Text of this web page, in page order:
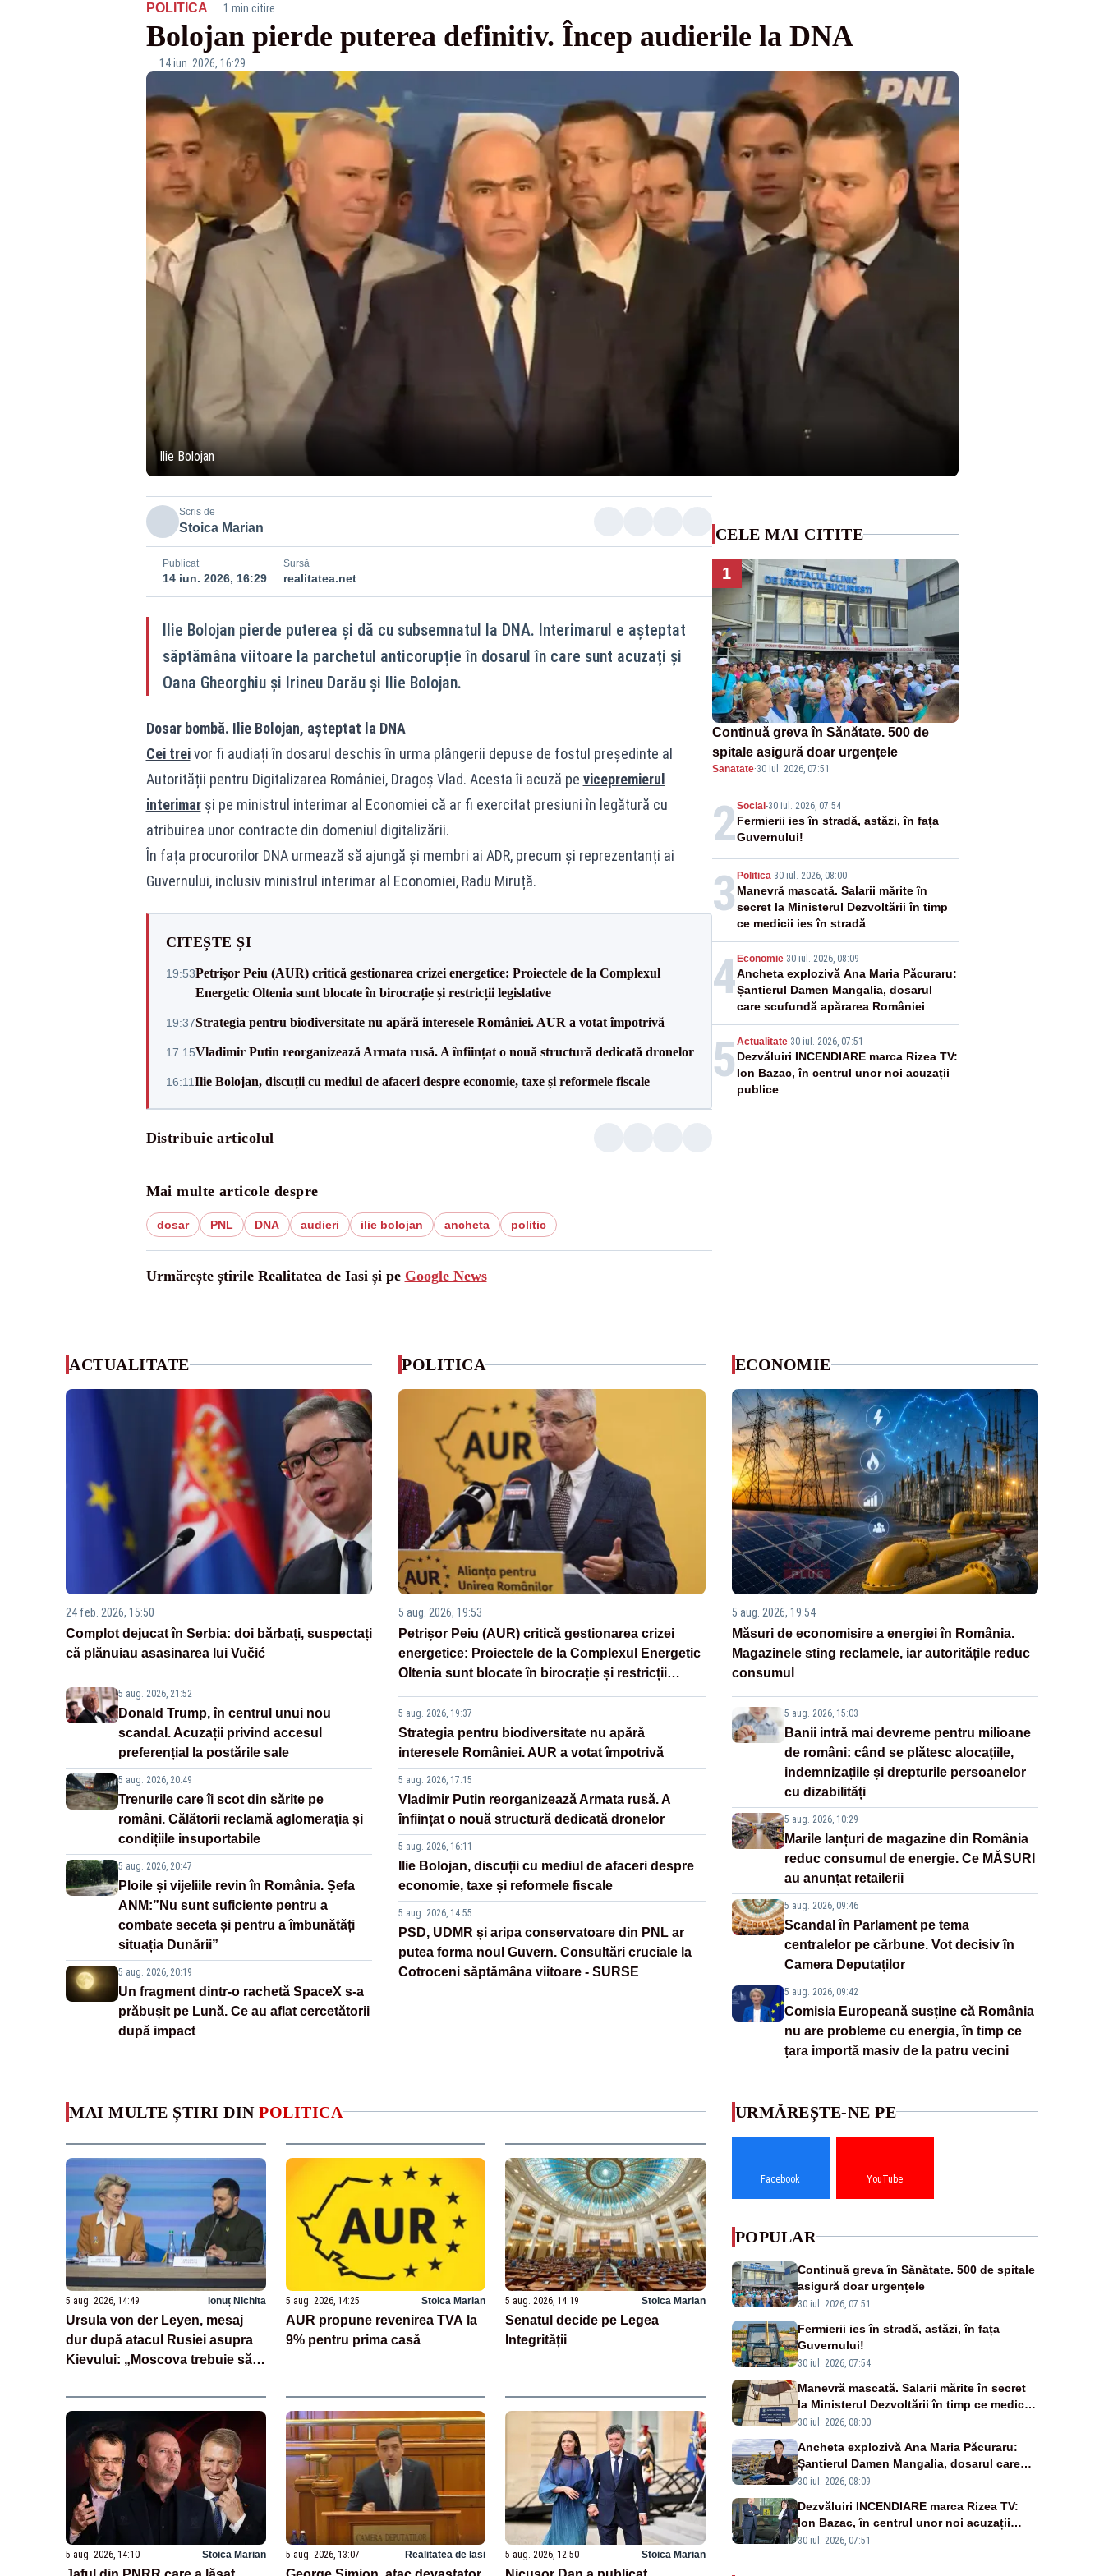
POLITICA· 1 min citire
Bolojan pierde puterea definitiv. Încep audierile la DNA
14 iun. 2026, 16:29
Ilie Bolojan
Scris de
Stoica Marian
Publicat
14 iun. 2026, 16:29
Sursă
realitatea.net
Ilie Bolojan pierde puterea și dă cu subsemnatul la DNA. Interimarul e așteptat
săptămâna viitoare la parchetul anticorupție în dosarul în care sunt acuzați și
Oana Gheorghiu și Irineu Darău și Ilie Bolojan.
Dosar bombă. Ilie Bolojan, așteptat la DNA
Cei treivor fi audiați în dosarul deschis în urma plângerii depuse de fostul președinte al
Autorității pentru Digitalizarea României, Dragoș Vlad. Acesta îi acuză pe vicepremierul
interimarși pe ministrul interimar al Economiei că ar fi exercitat presiuni în legătură cu
atribuirea unor contracte din domeniul digitalizării.
În fața procurorilor DNA urmează să ajungă și membri ai ADR, precum și reprezentanți ai
Guvernului, inclusiv ministrul interimar al Economiei, Radu Miruță.
CITEȘTE ȘI
19:53Petrișor Peiu (AUR) critică gestionarea crizei energetice: Proiectele de la Complexul
Energetic Oltenia sunt blocate în birocrație și restricții legislative
19:37Strategia pentru biodiversitate nu apără interesele României. AUR a votat împotrivă
17:15Vladimir Putin reorganizează Armata rusă. A înființat o nouă structură dedicată dronelor
16:11Ilie Bolojan, discuții cu mediul de afaceri despre economie, taxe și reformele fiscale
Distribuie articolul
Mai multe articole despre
dosar PNL DNA audieri ilie bolojan ancheta politic
Urmărește știrile Realitatea de Iasi și pe Google News
CELE MAI CITITE
1
Continuă greva în Sănătate. 500 de
spitale asigură doar urgențele
Sanatate·30 iul. 2026, 07:51
2Social -30 iul. 2026, 07:54
Fermierii ies în stradă, astăzi, în fața
Guvernului!
3 Politica-30 iul. 2026, 08:00
Manevră mascată. Salarii mărite în
secret la Ministerul Dezvoltării în timp
ce medicii ies în stradă
4 Economie-30 iul. 2026, 08:09
Ancheta explozivă Ana Maria Păcuraru:
Șantierul Damen Mangalia, dosarul
care scufundă apărarea României
5 Actualitate-30 iul. 2026, 07:51
Dezvăluiri INCENDIARE marca Rizea TV:
Ion Bazac, în centrul unor noi acuzații
publice
ACTUALITATE
24 feb. 2026, 15:50
Complot dejucat în Serbia: doi bărbați, suspectați
că plănuiau asasinarea lui Vučić
5 aug. 2026, 21:52
Donald Trump, în centrul unui nou
scandal. Acuzații privind accesul
preferențial la postările sale
5 aug. 2026, 20:49
Trenurile care îi scot din sărite pe
români. Călătorii reclamă aglomerația și
condițiile insuportabile
5 aug. 2026, 20:47
Ploile și vijeliile revin în România. Șefa
ANM:”Nu sunt suficiente pentru a
combate seceta și pentru a îmbunătăți
situația Dunării”
5 aug. 2026, 20:19
Un fragment dintr-o rachetă SpaceX s-a
prăbușit pe Lună. Ce au aflat cercetătorii
după impact
POLITICA
5 aug. 2026, 19:53
Petrișor Peiu (AUR) critică gestionarea crizei
energetice: Proiectele de la Complexul Energetic
Oltenia sunt blocate în birocrație și restricții
5 aug. 2026, 19:37
Strategia pentru biodiversitate nu apără
interesele României. AUR a votat împotrivă
5 aug. 2026, 17:15
Vladimir Putin reorganizează Armata rusă. A
înființat o nouă structură dedicată dronelor
5 aug. 2026, 16:11
Ilie Bolojan, discuții cu mediul de afaceri despre
economie, taxe și reformele fiscale
5 aug. 2026, 14:55
PSD, UDMR și aripa conservatoare din PNL ar
putea forma noul Guvern. Consultări cruciale la
Cotroceni săptămâna viitoare - SURSE
ECONOMIE
5 aug. 2026, 19:54
Măsuri de economisire a energiei în România.
Magazinele sting reclamele, iar autoritățile reduc
consumul
5 aug. 2026, 15:03
Banii intră mai devreme pentru milioane
de români: când se plătesc alocațiile,
indemnizațiile și drepturile persoanelor
cu dizabilități
5 aug. 2026, 10:29
Marile lanțuri de magazine din România
reduc consumul de energie. Ce MĂSURI
au anunțat retailerii
5 aug. 2026, 09:46
Scandal în Parlament pe tema
centralelor pe cărbune. Vot decisiv în
Camera Deputaților
5 aug. 2026, 09:42
Comisia Europeană susține că România
nu are probleme cu energia, în timp ce
țara importă masiv de la patru vecini
MAI MULTE ȘTIRI DIN POLITICA
5 aug. 2026, 14:49 Ionuț Nichita
Ursula von der Leyen, mesaj
dur după atacul Rusiei asupra
Kievului: „Moscova trebuie să
5 aug. 2026, 14:25 Stoica Marian
AUR propune revenirea TVA la
9% pentru prima casă
5 aug. 2026, 14:19 Stoica Marian
Senatul decide pe Legea
Integrității
5 aug. 2026, 14:10 Stoica Marian 5 aug. 2026, 13:07 Realitatea de Iasi 5 aug. 2026, 12:50 Stoica Marian
URMĂREȘTE-NE PE
Facebook YouTube
POPULAR
Continuă greva în Sănătate. 500 de spitale
asigură doar urgențele
30 iul. 2026, 07:51
Fermierii ies în stradă, astăzi, în fața
Guvernului!
30 iul. 2026, 07:54
Manevră mascată. Salarii mărite în secret
la Ministerul Dezvoltării în timp ce medicii
ies în stradă
30 iul. 2026, 08:00
Ancheta explozivă Ana Maria Păcuraru:
Șantierul Damen Mangalia, dosarul care
scufundă apărarea României
30 iul. 2026, 08:09
Dezvăluiri INCENDIARE marca Rizea TV:
Ion Bazac, în centrul unor noi acuzații
publice
30 iul. 2026, 07:51